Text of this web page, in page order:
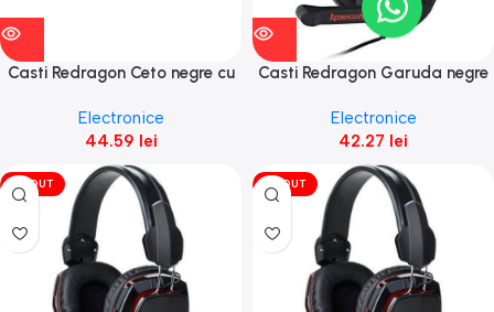
Casti Redragon Ceto negre cu
Electronice
44.59 lei
Casti Redragon Garuda negre
Electronice
42.27 lei
VÎNDUT VÎNDUT